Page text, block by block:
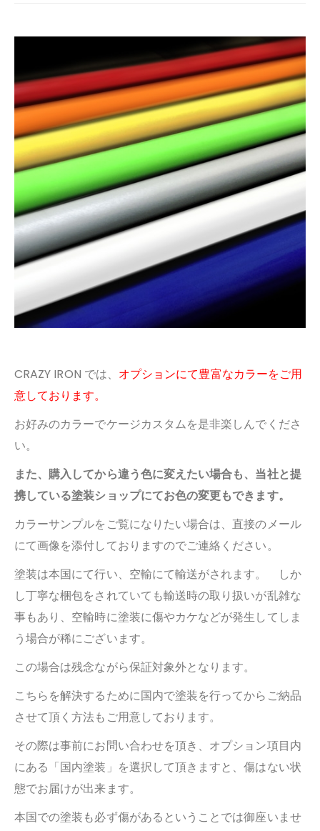
CRAZY IRON では、 オプションにて豊富なカラーをご用
意しております。
お好みのカラーでケージカスタムを是非楽しんでくださ
い。
また、購入してから違う色に変えたい場合も、当社と提
携している塗装ショップにてお色の変更もできます。
カラーサンプルをご覧になりたい場合は、直接のメール
にて画像を添付しておりますのでご連絡ください。
塗装は本国にて行い、空輸にて輸送がされます。 しか
し丁寧な梱包をされていても輸送時の取り扱いが乱雑な
事もあり、空輸時に塗装に傷やカケなどが発生してしま
う場合が稀にございます。
この場合は残念ながら保証対象外となります。
こちらを解決するために国内で塗装を行ってからご納品
させて頂く方法もご用意しております。
その際は事前にお問い合わせを頂き、オプション項目内
にある「国内塗装」を選択して頂きますと、傷はない状
態でお届けが出来ます。
本国での塗装も必ず傷があるということでは御座いませ